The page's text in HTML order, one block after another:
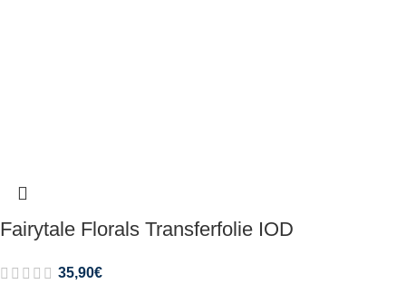
Fairytale Florals Transferfolie IOD
35,90€